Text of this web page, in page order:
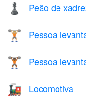
♟️ Peão de
🏋🏼 Pessoa
🏋🏾 Pessoa
🚂 Locomotiva